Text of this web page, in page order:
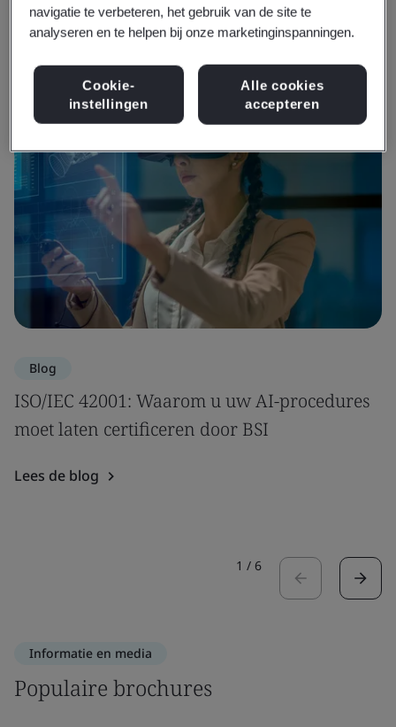
Blog
ISO/IEC 42001: Waarom u uw AI-procedures
moet laten certificeren door BSI
Lees de blog
1 / 6
Informatie en media
Populaire brochures
navigatie te verbeteren, het gebruik van de site te
analyseren en te helpen bij onze marketinginspanningen.
Cookie-
instellingen
Alle cookies
accepteren